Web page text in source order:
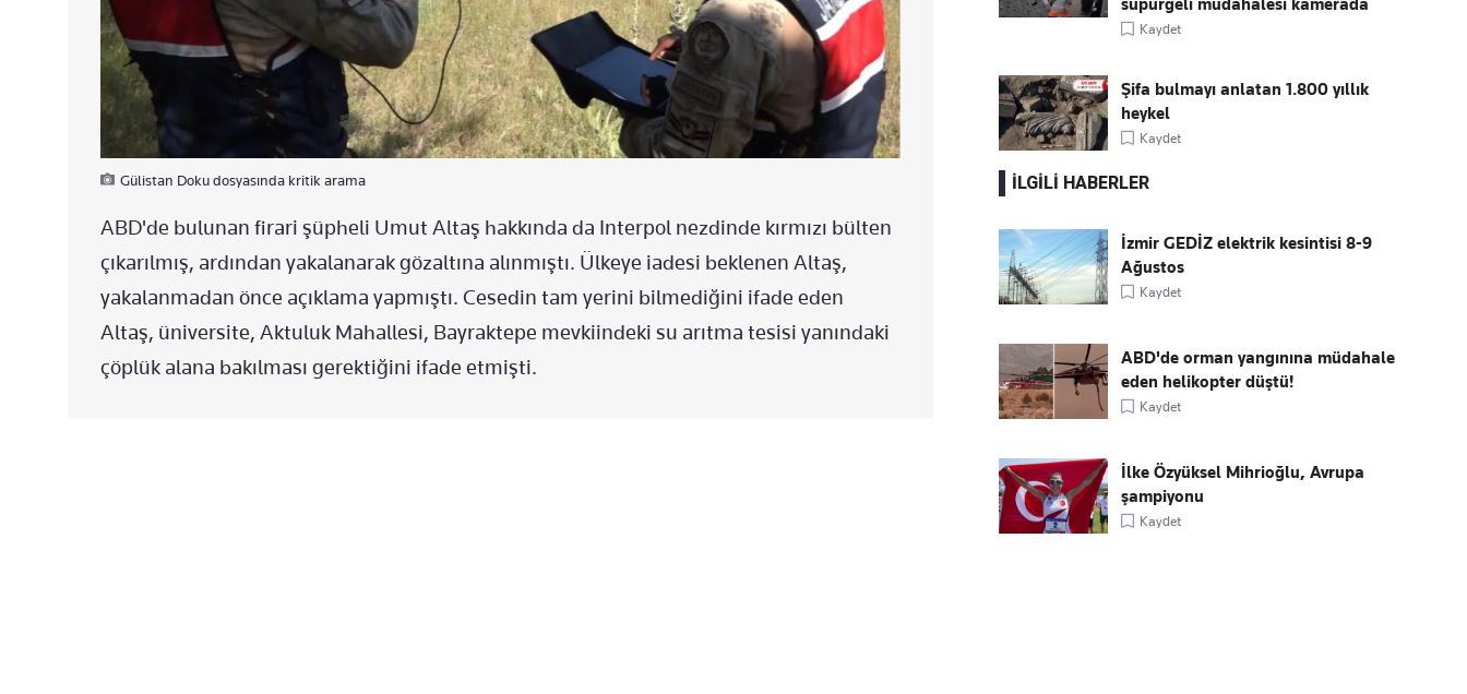
Gülistan Doku dosyasında kritik arama
ABD'de bulunan firari şüpheli Umut Altaş hakkında da Interpol nezdinde kırmızı bülten
çıkarılmış, ardından yakalanarak gözaltına alınmıştı. Ülkeye iadesi beklenen Altaş,
yakalanmadan önce açıklama yapmıştı. Cesedin tam yerini bilmediğini ifade eden
Altaş, üniversite, Aktuluk Mahallesi, Bayraktepe mevkiindeki su arıtma tesisi yanındaki
çöplük alana bakılması gerektiğini ifade etmişti.
süpürgeli müdahalesi kamerada
Kaydet
Şifa bulmayı anlatan 1.800 yıllık
heykel
Kaydet
İLGİLİ HABERLER
İzmir GEDİZ elektrik kesintisi 8-9
Ağustos
Kaydet
ABD'de orman yangınına müdahale
eden helikopter düştü!
Kaydet
İlke Özyüksel Mihrioğlu, Avrupa
şampiyonu
Kaydet